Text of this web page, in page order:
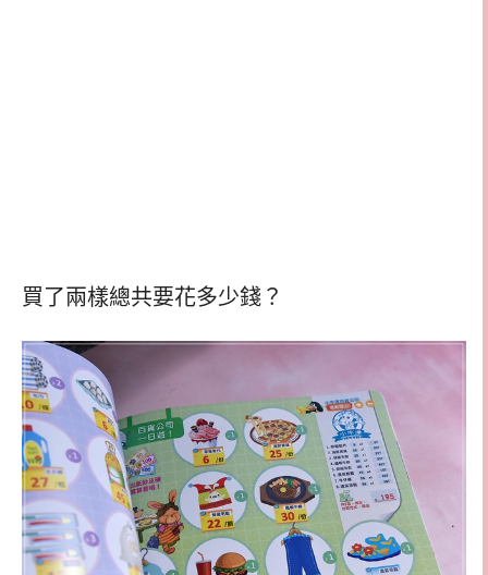
買了兩樣總共要花多少錢？